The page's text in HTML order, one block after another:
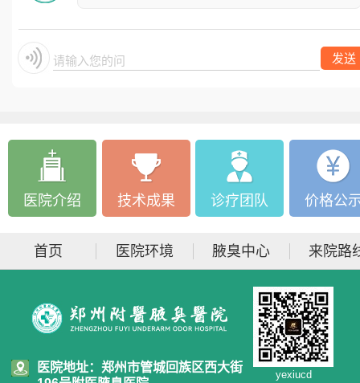
请输入您的问题 发送
医院介绍 技术成果 诊疗团队 价格公
首页 医院环境 腋臭中心 来院路
医院地址：郑州市管城回族区西大街
yexiucd